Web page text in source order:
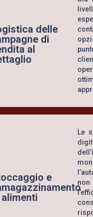
delle
di
al
e
Le